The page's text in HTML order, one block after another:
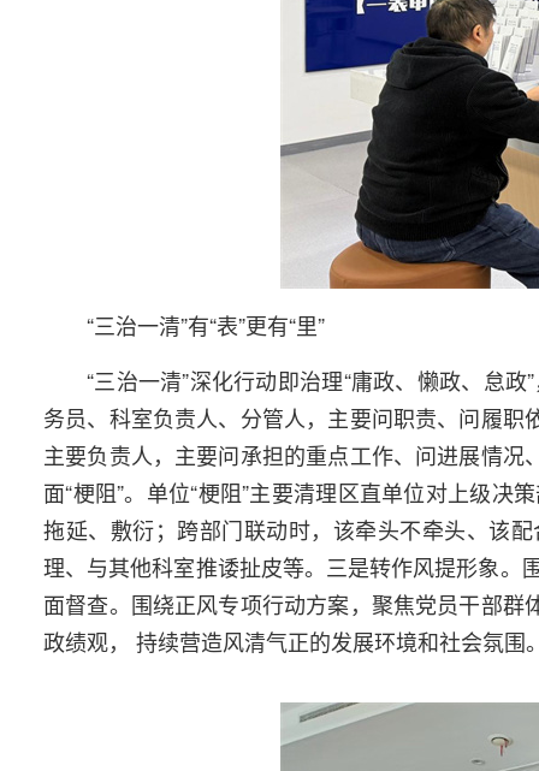
“三治一清”有“表”更有“里”
“三治一清”深化行动即治理“庸政、懒政、怠
务员、科室负责人、分管人，主要问职责、问履职
主要负责人，主要问承担的重点工作、问进展情况
面“梗阻”。单位“梗阻”主要清理区直单位对上级
拖延、敷衍；跨部门联动时，该牵头不牵头、该
理、与其他科室推诿扯皮等。三是转作风提形象。
面督查。围绕正风专项行动方案，聚焦党员干部群
政绩观， 持续营造风清气正的发展环境和社会氛围